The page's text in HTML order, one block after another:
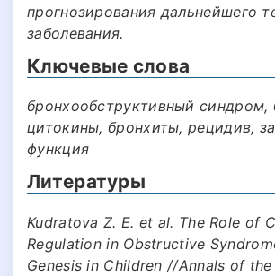
прогнозирования дальнейшего
заболевания.
Ключевые слова
бронхообструктивный синдром,
цитокины, бронхиты, рецидив,
функция
Литературы
Kudratova Z. E. et al. The Role of
Regulation in Obstructive
Genesis in Children //Annals of the